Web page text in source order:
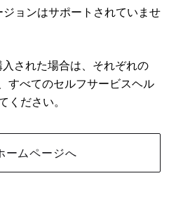
ョンはサポートされていませ
された場合は、それぞれの
すべてのセルフサービスヘル
ください。
ームページへ